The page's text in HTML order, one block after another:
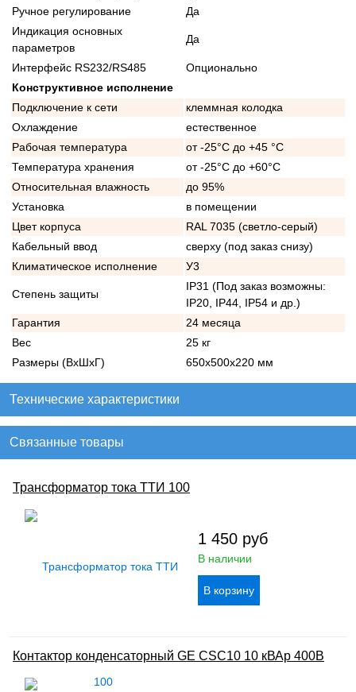
Ручное регулирование
Да
Индикация основных
параметров
Да
Интерфейс RS232/RS485
Опционально
Конструктивное исполнение
Подключение к сети
клеммная колодка
Охлаждение
естественное
Рабочая температура
от -25°C до +45 °C
Температура хранения
от -25°C до +60°C
Относительная влажность
до 95%
Установка
в помещении
Цвет корпуса
RAL 7035 (светло-серый)
Кабельный ввод
сверху (под заказ снизу)
Климатическое исполнение
У3
Степень защиты
IP31 (Под заказ возможны:
IP20, IP44, IP54 и др.)
Гарантия
24 месяца
Вес
25 кг
Размеры (ВхШхГ)
650х500х220 мм
Технические характеристики
Связанные товары
Трансформатор тока ТТИ 100
1 450 руб
В наличии
Контактор конденсаторный GE CSC10 10 кВАр 400В